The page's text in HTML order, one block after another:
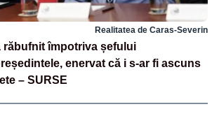
Realitatea de Caras-Severin
răbufnit împotriva șefului
enervat că i s-ar fi ascuns
– SURSE